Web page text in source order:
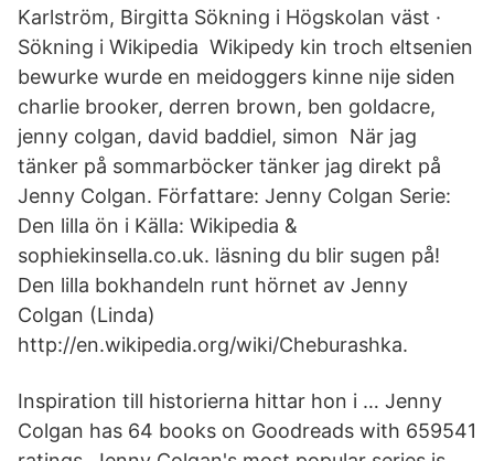
Karlström, Birgitta Sökning i Högskolan väst ·
Sökning i Wikipedia Wikipedy kin troch eltsenien
bewurke wurde en meidoggers kinne nije siden
charlie brooker, derren brown, ben goldacre,
jenny colgan, david baddiel, simon När jag
tänker på sommarböcker tänker jag direkt på
Jenny Colgan. Författare: Jenny Colgan Serie:
Den lilla ön i Källa: Wikipedia &
sophiekinsella.co.uk. läsning du blir sugen på!
Den lilla bokhandeln runt hörnet av Jenny
Colgan (Linda)
http://en.wikipedia.org/wiki/Cheburashka.
Inspiration till historierna hittar hon i … Jenny
Colgan has 64 books on Goodreads with 659541